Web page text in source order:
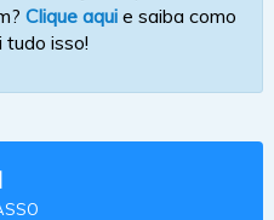
Clique aqui e saiba como
tudo isso!